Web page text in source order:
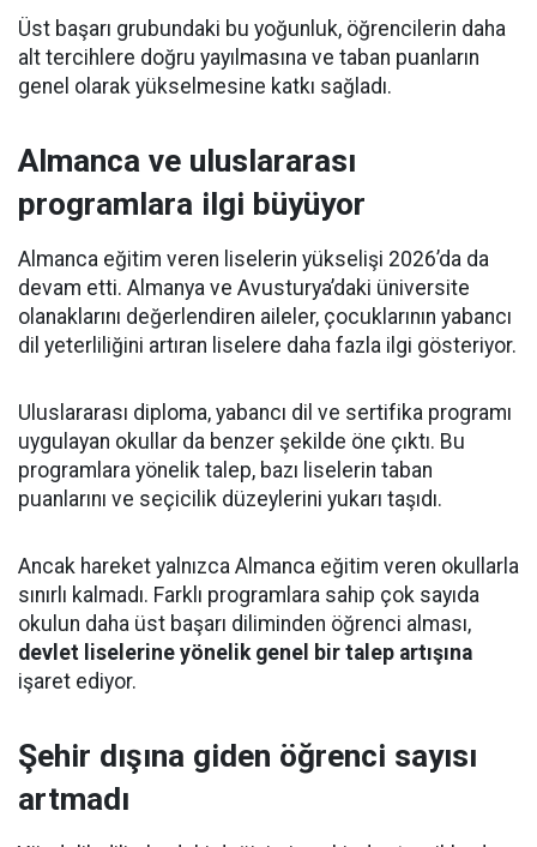
Üst başarı grubundaki bu yoğunluk, öğrencilerin daha
alt tercihlere doğru yayılmasına ve taban puanların
genel olarak yükselmesine katkı sağladı.
Almanca ve uluslararası
programlara ilgi büyüyor
Almanca eğitim veren liselerin yükselişi 2026’da da
devam etti. Almanya ve Avusturya’daki üniversite
olanaklarını değerlendiren aileler, çocuklarının yabancı
dil yeterliliğini artıran liselere daha fazla ilgi gösteriyor.
Uluslararası diploma, yabancı dil ve sertifika programı
uygulayan okullar da benzer şekilde öne çıktı. Bu
programlara yönelik talep, bazı liselerin taban
puanlarını ve seçicilik düzeylerini yukarı taşıdı.
Ancak hareket yalnızca Almanca eğitim veren okullarla
sınırlı kalmadı. Farklı programlara sahip çok sayıda
okulun daha üst başarı diliminden öğrenci alması,
devlet liselerine yönelik genel bir talep artışına
işaret ediyor.
Şehir dışına giden öğrenci sayısı
artmadı